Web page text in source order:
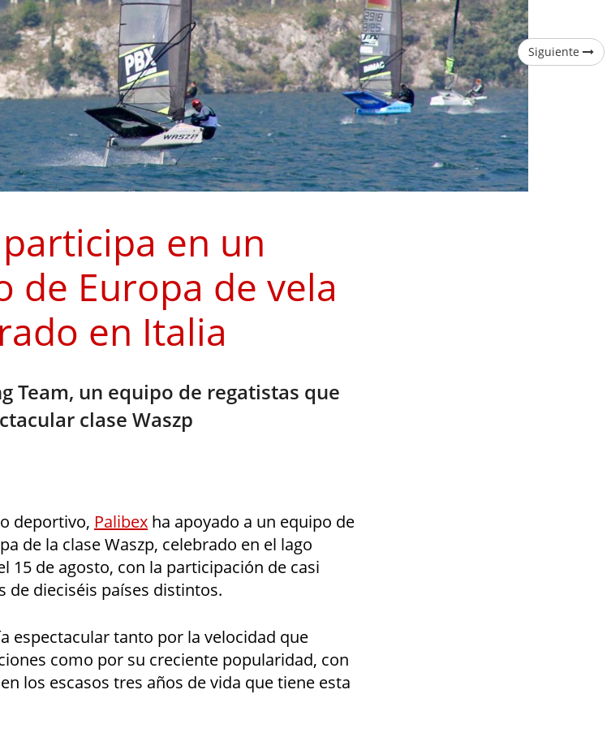
en un
de Europa de vela
en Italia
Team, un equipo de regatistas que
clase Waszp
deportivo, Palibex ha apoyado a un equipo de
de la clase Waszp, celebrado en el lago
15 de agosto, con la participación de casi
de dieciséis países distintos.
espectacular tanto por la velocidad que
como por su creciente popularidad, con
los escasos tres años de vida que tiene esta
Siguiente